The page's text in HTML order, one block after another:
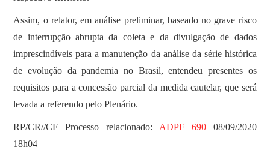
Assim, o relator, em análise preliminar, baseado no grave risco
de interrupção abrupta da coleta e da divulgação de dados
imprescindíveis para a manutenção da análise da série histórica
de evolução da pandemia no Brasil, entendeu presentes os
requisitos para a concessão parcial da medida cautelar, que será
levada a referendo pelo Plenário.
RP/CR//CF Processo relacionado: ADPF 69008/09/2020
18h04